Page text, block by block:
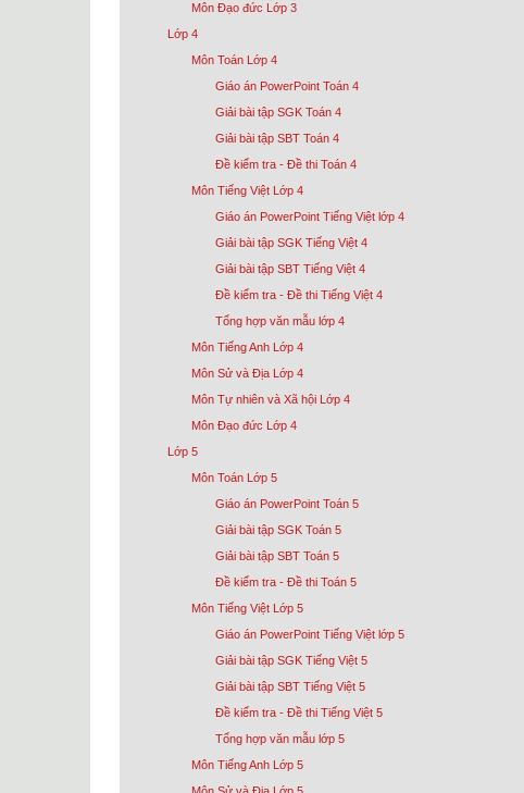
Môn Đạo đức Lớp 3
Lớp 4
Môn Toán Lớp 4
Giáo án PowerPoint Toán 4
Giải bài tập SGK Toán 4
Giải bài tập SBT Toán 4
Đề kiểm tra - Đề thi Toán 4
Môn Tiếng Việt Lớp 4
Giáo án PowerPoint Tiếng Việt lớp 4
Giải bài tập SGK Tiếng Việt 4
Giải bài tập SBT Tiếng Việt 4
Đề kiểm tra - Đề thi Tiếng Việt 4
Tổng hợp văn mẫu lớp 4
Môn Tiếng Anh Lớp 4
Môn Sử và Địa Lớp 4
Môn Tự nhiên và Xã hội Lớp 4
Môn Đạo đức Lớp 4
Lớp 5
Môn Toán Lớp 5
Giáo án PowerPoint Toán 5
Giải bài tập SGK Toán 5
Giải bài tập SBT Toán 5
Đề kiểm tra - Đề thi Toán 5
Môn Tiếng Việt Lớp 5
Giáo án PowerPoint Tiếng Việt lớp 5
Giải bài tập SGK Tiếng Việt 5
Giải bài tập SBT Tiếng Việt 5
Đề kiểm tra - Đề thi Tiếng Việt 5
Tổng hợp văn mẫu lớp 5
Môn Tiếng Anh Lớp 5